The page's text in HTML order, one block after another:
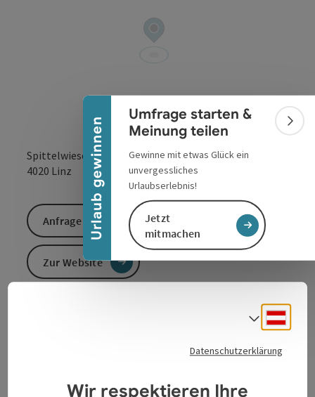
Urlaub gewinnen
Banner einklappen
Umfrage starten &
Meinung teilen
Gewinne mit etwas Glück ein
unvergessliches
Urlaubserlebnis!
Jetzt
mitmachen
Spittelwiese 4
4020 Linz
​Die Mode von Ulla Popken erlaubt es Frauen die Lust
am eigenen Stil zu entfalten - in den Größen 42 bis 64.
Anfrage senden
Zur Website
Datenschutzerklärung
Wir respektieren Ihre